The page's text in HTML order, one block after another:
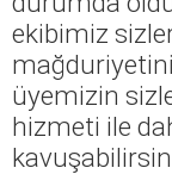
ekibimiz
üyemizin
hizmeti ile